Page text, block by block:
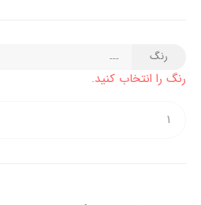
رنگ
رنگ را انتخاب کنید.